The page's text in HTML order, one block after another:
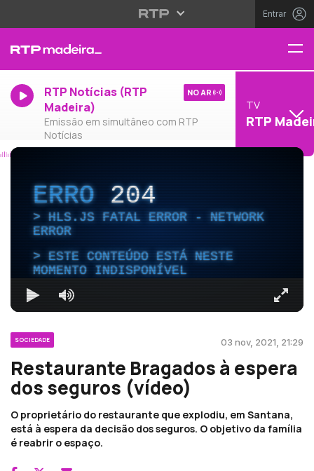
Entrar
RTP Notícias (RTP
Madeira)
Emissão em simultâneo com RTP
Notícias
NO AR
TV
RTP
ERRO204
HLS.JS FATAL ERROR - NETWORK
ERROR
ESTE CONTEÚDO ESTÁ NESTE
MOMENTO INDISPONÍVEL
SOCIEDADE 03 nov, 2021, 21:29
Restaurante Bragados à espera
dos seguros (vídeo)
O proprietário do restaurante que explodiu, em Santana,
está à espera da decisão dos seguros. O objetivo da família
é reabrir o espaço.